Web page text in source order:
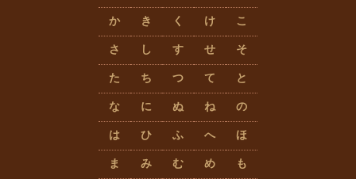
か き く け こ
さ し す せ そ
た ち つ て と
な に ぬ ね の
は ひ ふ へ ほ
ま み む め も